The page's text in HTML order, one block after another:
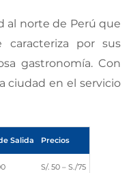
al norte de Perú que
por sus
gastronomía. Con
ciudad en el servicio
Salida Precios
S/. 50 – S./75